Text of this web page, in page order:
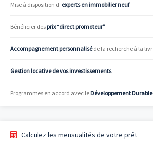
Mise à disposition d’ experts en immobilier neuf
Bénéficier des prix “direct promoteur”
Accompagnement personnaliséde la recherche à la
Gestion locative de vos investissements
Programmes en accord avec le Développement Durable
Calculez les mensualités de votre prêt